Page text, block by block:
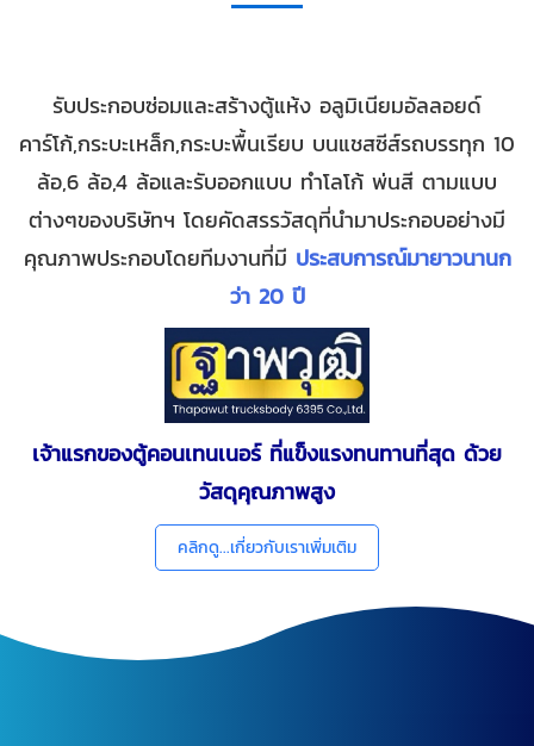
รับประกอบซ่อมและสร้างตู้แห้ง อลูมิเนียมอัลลอยด์
คาร์โก้,กระบะเหล็ก,กระบะพื้นเรียบ บนแชสซีส์รถบรรทุก 10
ล้อ,6 ล้อ,4 ล้อและรับออกแบบ ทำโลโก้ พ่นสี ตามแบบ
ต่างๆของบริษัทฯ โดยคัดสรรวัสดุที่นำมาประกอบอย่างมี
คุณภาพประกอบโดยทีมงานที่มี ประสบการณ์มายาวนานก
ว่า 20 ปี
เจ้าแรกของตู้คอนเทนเนอร์ ที่แข็งแรงทนทานที่สุด ด้วย
วัสดุคุณภาพสูง
คลิกดู...เกี่ยวกับเราเพิ่มเติม